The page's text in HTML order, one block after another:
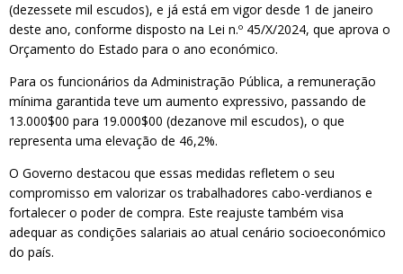
(dezessete mil escudos), e já está em vigor desde 1 de janeiro
deste ano, conforme disposto na Lei n.º 45/X/2024, que aprova o
Orçamento do Estado para o ano económico.
Para os funcionários da Administração Pública, a remuneração
mínima garantida teve um aumento expressivo, passando de
13.000$00 para 19.000$00 (dezanove mil escudos), o que
representa uma elevação de 46,2%.
O Governo destacou que essas medidas refletem o seu
compromisso em valorizar os trabalhadores cabo-verdianos e
fortalecer o poder de compra. Este reajuste também visa
adequar as condições salariais ao atual cenário socioeconómico
do país.